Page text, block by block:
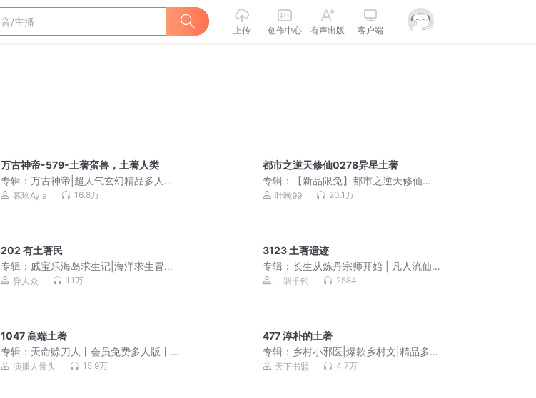
上传 创作中心 有声出版 客户端
万古神帝-579-土著蛮兽，土著人类
专辑：万古神帝|超人气玄幻精品多人剧
（三撇一捺出品）
暮玖Ayla 16.8万
都市之逆天修仙0278异星土著
专辑：
【新品限免】都市之逆天修仙
「楚圣尊带你逆天」
叶晚99 20.1万
202 有土著民
专辑： 戚宝乐海岛求生记|海洋求生冒险|
人类文明|千面世界
异人众 1.1万
3123 土著遗迹
专辑：长生从炼丹宗师开始 | 凡人流仙
侠 | 霸榜玄幻巨作 | VIP免费 | 多人有声
一羽千钧 2584
1047 高端土著
专辑： 天命赊刀人丨会员免费多人版丨
道士风水丨奇门秘术
演播人骨头 15.9万
477 淳朴的土著
专辑： 乡村小邪医|爆款乡村文|精品多人
有声剧|VIP免费
天下书盟 4.7万